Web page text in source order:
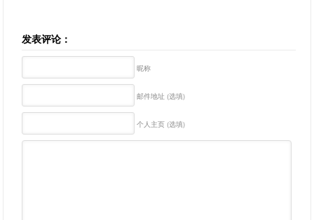
发表评论：
昵称
邮件地址 (选填)
个人主页 (选填)